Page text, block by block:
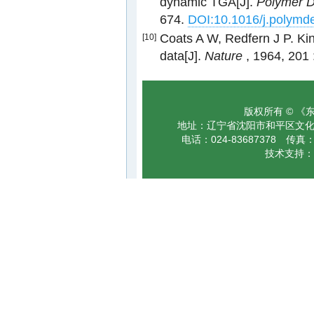
674. DOI:10.1016/
[10] Coats A W, Redfern J P.
data[J]. Nature , 1964,